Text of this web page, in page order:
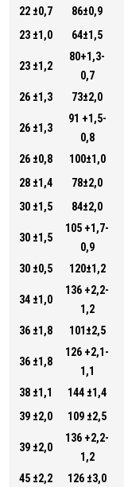
22 ±0,7 86±0,9
23 ±1,0
64±1,5
23 ±1,2
80+1,3-
0,7
26 ±1,3 73±2,0
26 ±1,3
91 +1,5-
0,8
26 ±0,8 100±1,0
28 ±1,4
78±2,0
30 ±1,5
84±2,0
30 ±1,5
105 +1,7-
0,9
30 ±0,5 120±1,2
34 ±1,0
136 +2,2-
1,2
36 ±1,8 101±2,5
36 ±1,8
126 +2,1-
1,1
38 ±1,1 144 ±1,4
39 ±2,0
109 ±2,5
39 ±2,0
136 +2,2-
1,2
45 ±2,2 126 ±3,0